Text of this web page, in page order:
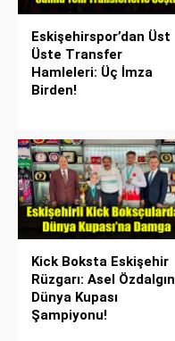
Eskişehirspor’dan Üst
Üste Transfer
Hamleleri: Üç İmza
Birden!
Kick Boksta Eskişehir
Rüzgarı: Asel Özdalgın
Dünya Kupası
Şampiyonu!